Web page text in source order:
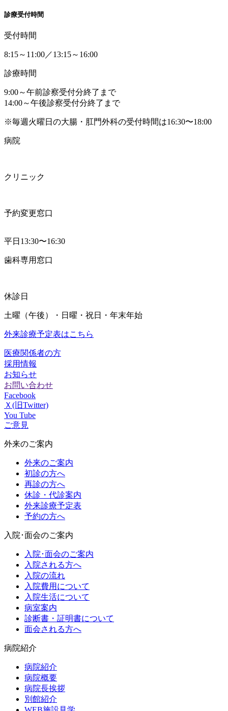
診療受付時間
受付時間
8:15～11:00／13:15～16:00
診療時間
9:00～午前診察受付分終了まで
14:00～午後診察受付分終了まで
※毎週火曜日の大腸・肛門外科の受付時間は16:30〜18:00
病院
クリニック
予約変更窓口
平日13:30〜16:30
歯科専用窓口
休診日
土曜（午後）・日曜・祝日・年末年始
外来診療予定表はこちら
医療関係者の方
採用情報
お知らせ
お問い合わせ
Facebook
Ｘ(旧Twitter)
You Tube
ご意見
外来のご案内
外来のご案内
初診の方へ
再診の方へ
休診・代診案内
外来診療予定表
予約の方へ
入院･面会のご案内
入院･面会のご案内
入院される方へ
入院の流れ
入院費用について
入院生活について
病室案内
診断書・証明書について
面会される方へ
病院紹介
病院紹介
病院概要
病院長挨拶
別館紹介